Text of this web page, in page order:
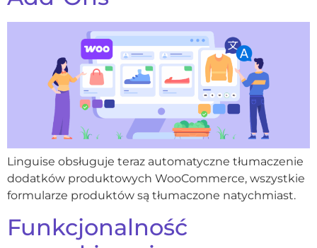
Linguise obsługuje teraz automatyczne tłumaczenie
dodatków produktowych WooCommerce, wszystkie
formularze produktów są tłumaczone natychmiast.
Funkcjonalność